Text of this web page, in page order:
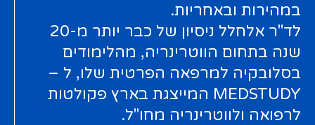
במהירות ובאחריות.
לד"ר אלחלל ניסיון של כבר יותר מ-20
שנה בתחום הווטרינריה, מהלימודים
בסלובקיה למרפאה הפרטית שלו, ל –
MEDSTUDY המייצגת בארץ פקולטות
לרפואה ולווטרינריה מחו"ל.